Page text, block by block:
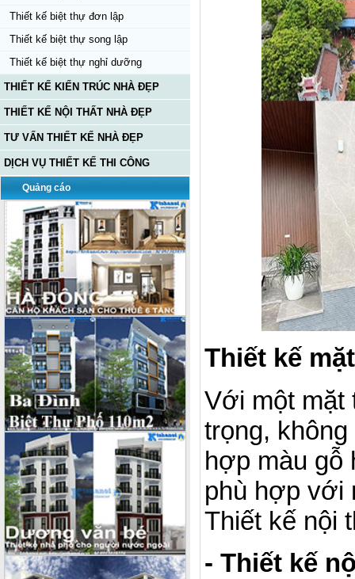
Thiết kế biệt thự đơn lập
Thiết kế biệt thự song lập
Thiết kế biệt thự nghỉ dưỡng
THIẾT KẾ KIẾN TRÚC NHÀ ĐẸP
THIẾT KẾ NỘI THẤT NHÀ ĐẸP
TƯ VẤN THIẾT KẾ NHÀ ĐẸP
DỊCH VỤ THIẾT KẾ THI CÔNG
Quảng cáo
Thiết kế
Với một mặt
trọng,
hợp màu gỗ
phù hợp với
Thiết kế nội
- Thiết kế